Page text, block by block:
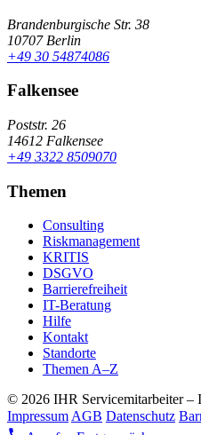
Brandenburgische Str. 38
10707 Berlin
+49 30 54874086
Falkensee
Poststr. 26
14612 Falkensee
+49 3322 8509070
Themen
Consulting
Riskmanagement
KRITIS
DSGVO
Barrierefreiheit
IT-Beratung
Hilfe
Kontakt
Standorte
Themen A–Z
© 2026 IHR Servicemitarbeiter
ImpressumAGB Datenschutz